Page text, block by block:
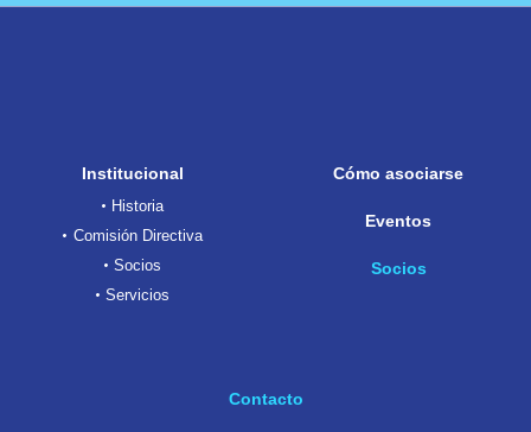
Institucional
Historia
Comisión Directiva
Socios
Servicios
Cómo asociarse
Eventos
Socios
Contacto